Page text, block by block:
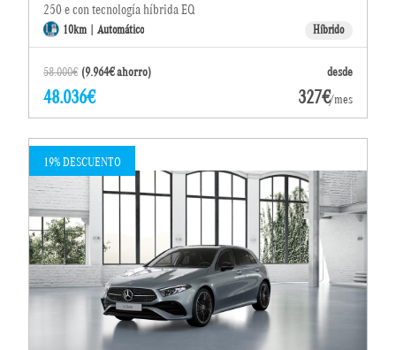
250 e con tecnología híbrida EQ
10km | Automático Híbrido
58.000€ (9.964€ ahorro) desde
48.036€ 327€/mes
19% DESCUENTO